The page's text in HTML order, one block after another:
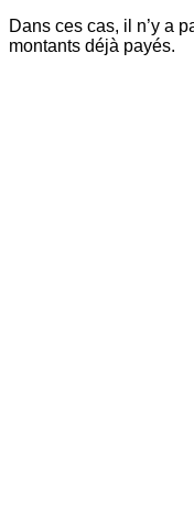
Dans ces cas, il n’y a
montants déjà payés.